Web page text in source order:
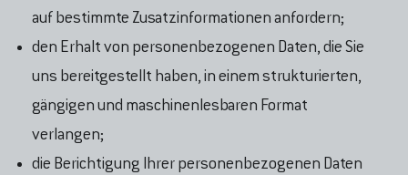
auf bestimmte Zusatzinformationen anfordern;
den Erhalt von personenbezogenen Daten, die Sie
uns bereitgestellt haben, in einem strukturierten,
gängigen und maschinenlesbaren Format
verlangen;
die Berichtigung lhrer personenbezogenen Daten